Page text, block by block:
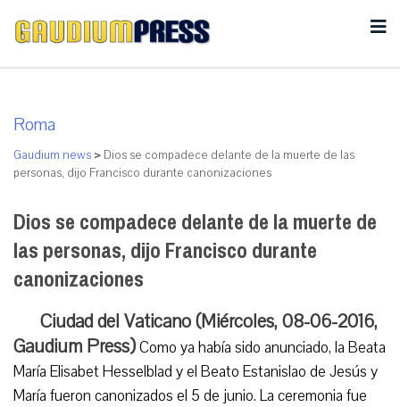
Roma
Gaudium news > Dios se compadece delante de la muerte de las
personas, dijo Francisco durante canonizaciones
Dios se compadece delante de la muerte de
las personas, dijo Francisco durante
canonizaciones
Ciudad del Vaticano (Miércoles, 08-06-2016,
Gaudium Press)Como ya había sido anunciado, la Beata
María Elisabet Hesselblad y el Beato Estanislao de Jesús y
María fueron canonizados el 5 de junio. La ceremonia fue